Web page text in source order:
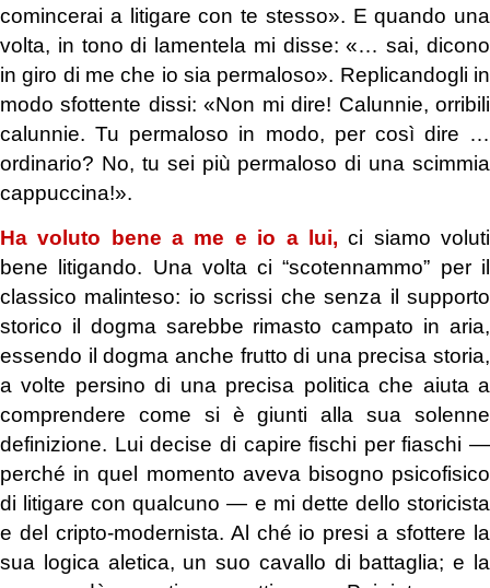
comincerai a litigare con te stesso». E quando una
volta, in tono di lamentela mi disse:«… sai, dicono
in giro di me che io sia permaloso». Replicandogli in
modo sfottente dissi: «Non mi dire! Calunnie, orribili
calunnie. Tu permaloso in modo, per così dire …
ordinario? No, tu sei più permaloso di una scimmia
cappuccina!».
Ha voluto bene a me e io a lui, ci siamo voluti
bene litigando. Una volta ci “scotennammo” per il
classico malinteso: io scrissi che senza il supporto
storico il dogma sarebbe rimasto campato in aria,
essendo il dogma anche frutto di una precisa storia,
a volte persino di una precisa politica che aiuta a
comprendere come si è giunti alla sua solenne
definizione. Lui decise di capire fischi per fiaschi —
perché in quel momento aveva bisogno psicofisico
di litigare con qualcuno — e mi dette dello storicista
e del cripto-modernista. Al ché io presi a sfottere la
sua logica aletica, un suo cavallo di battaglia; e la